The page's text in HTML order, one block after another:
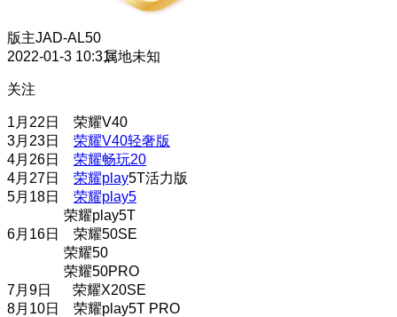
版主JAD-AL50
2022-01-3 10:31属地未知
关注
1月22日 荣耀V40
3月23日 荣耀V40轻奢版
4月26日 荣耀畅玩20
4月27日 荣耀play5T活力版
5月18日 荣耀play5
荣耀play5T
6月16日 荣耀50SE
荣耀50
荣耀50PRO
7月9日 荣耀X20SE
8月10日 荣耀play5T PRO